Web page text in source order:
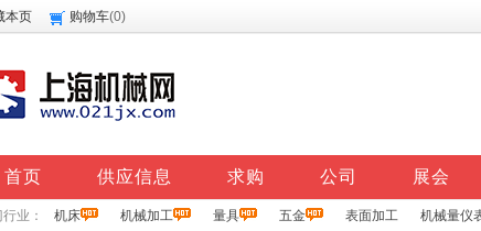
本页 购物车(0)
首页 供应信息 求购 公司 展会
业： 机床 机械加工 量具 五金 表面加工 机械量仪